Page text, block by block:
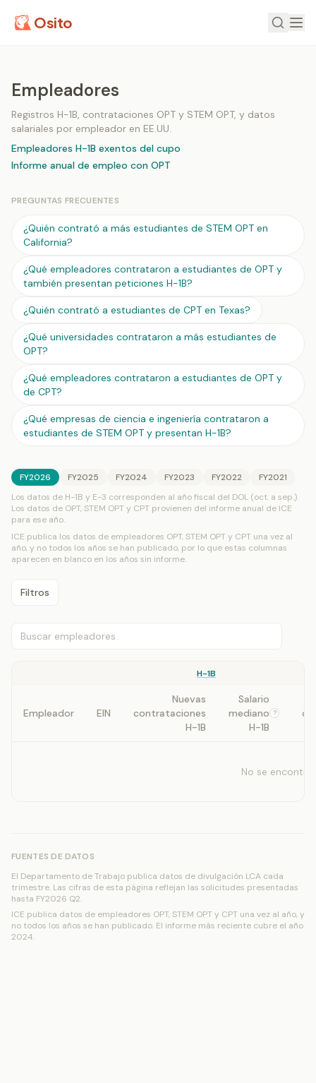
Osito
Empleadores
Registros H-1B, contrataciones OPT y STEM OPT, y datos
salariales por empleador en EE.UU.
Empleadores H-1B exentos del cupo
Informe anual de empleo con OPT
PREGUNTAS FRECUENTES
¿Quién contrató a más estudiantes de STEM OPT en
California?
¿Qué empleadores contrataron a estudiantes de OPT y
también presentan peticiones H-1B?
¿Quién contrató a estudiantes de CPT en Texas?
¿Qué universidades contrataron a más estudiantes de
OPT?
¿Qué empleadores contrataron a estudiantes de OPT y
de CPT?
¿Qué empresas de ciencia e ingeniería contrataron a
estudiantes de STEM OPT y presentan H-1B?
FY2026 FY2025 FY2024 FY2023 FY2022 FY2021
Los datos de H-1B y E-3 corresponden al año fiscal del DOL (oct. a sep.).
Los datos de OPT, STEM OPT y CPT provienen del informe anual de ICE
para ese año.
ICE publica los datos de empleadores OPT, STEM OPT y CPT una vez al
año, y no todos los años se han publicado, por lo que estas columnas
aparecen en blanco en los años sin informe.
Filtros
H-1B
Empleador EIN
Nuevas
contrataciones
H-1B
Salario
mediano
H-1B
?
No se
FUENTES DE DATOS
El Departamento de Trabajo publica datos de divulgación LCA cada
trimestre. Las cifras de esta página reflejan las solicitudes presentadas
hasta FY2026 Q2.
ICE publica datos de empleadores OPT, STEM OPT y CPT una vez al año, y
no todos los años se han publicado. El informe más reciente cubre el año
2024.